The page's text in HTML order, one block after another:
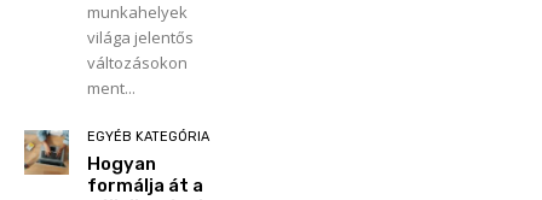
munkahelyek
világa jelentős
változásokon
ment...
EGYÉB KATEGÓRIA
Hogyan
formálja át a